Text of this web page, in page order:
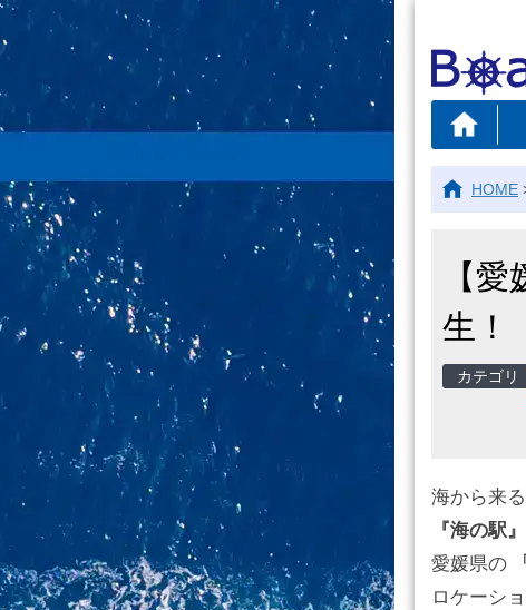
HOME
【
生！
海から来
『海の駅』
愛媛県の
ロケーシ